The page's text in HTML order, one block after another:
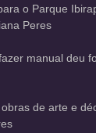
o Parque
Peres
manual deu
de arte e